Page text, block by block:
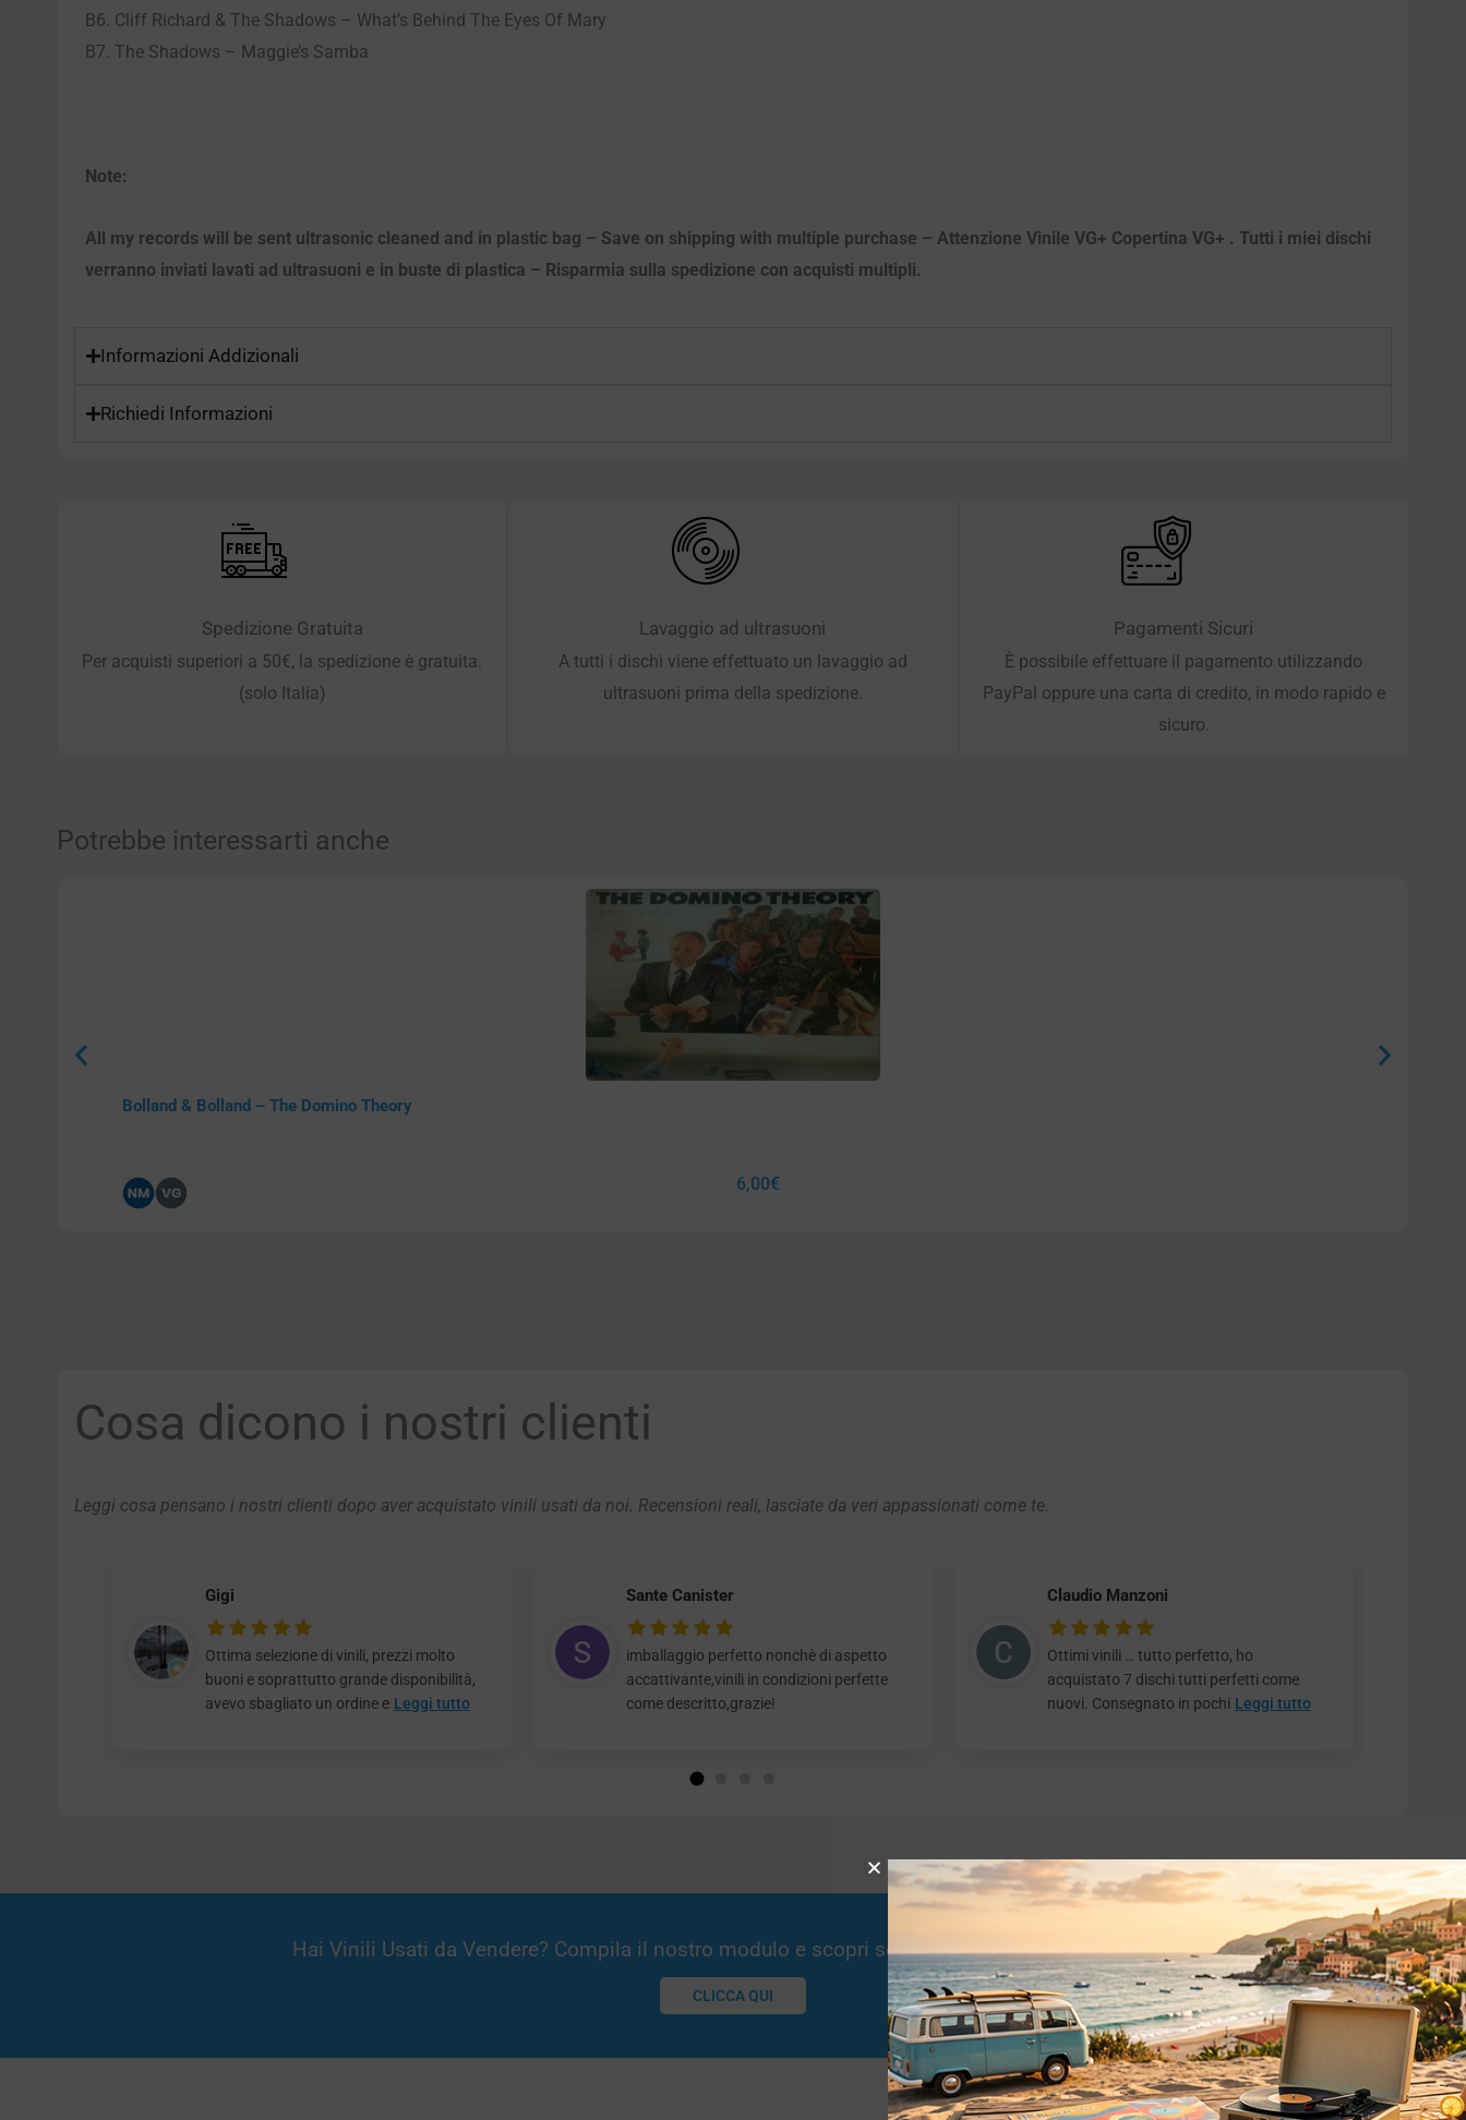
B6. Cliff Richard & The Shadows – What’s Behind The Eyes Of Mary
B7. The Shadows – Maggie’s Samba
Note:
All my records will be sent ultrasonic cleaned and in plastic bag – Save on shipping with multiple purchase – Attenzione Vinile VG+ Copertina VG+ . Tutti i miei dischi
verranno inviati lavati ad ultrasuoni e in buste di plastica – Risparmia sulla spedizione con acquisti multipli.
Informazioni Addizionali
Richiedi Informazioni
Spedizione Gratuita
Per acquisti superiori a 50€, la spedizione è gratuita.
(solo Italia)
Lavaggio ad ultrasuoni
A tutti i dischi viene effettuato un lavaggio ad
ultrasuoni prima della spedizione.
Pagamenti Sicuri
È possibile effettuare il pagamento utilizzando
PayPal oppure una carta di credito, in modo rapido e
sicuro.
Potrebbe interessarti anche
Bolland & Bolland – The Domino Theory
6,00€
Cosa dicono i nostri clienti
Leggi cosa pensano i nostri clienti dopo aver acquistato vinili usati da noi. Recensioni reali, lasciate da veri appassionati come te.
Gigi
Ottima selezione di vinili, prezzi molto
buoni e soprattutto grande disponibilità,
avevo sbagliato un ordine e Leggi tutto
Sante Canister
imballaggio perfetto nonchè di aspetto
accattivante,vinili in condizioni perfette
come descritto,grazie!
Claudio Manzoni
Ottimi vinili … tutto perfetto, ho
acquistato 7 dischi tutti perfetti come
nuovi. Consegnato in pochi Leggi tutto
Hai Vinili Usati da Vendere? Compila il nostro modulo e scopri se potremmo essere interessati!
CLICCA QUI